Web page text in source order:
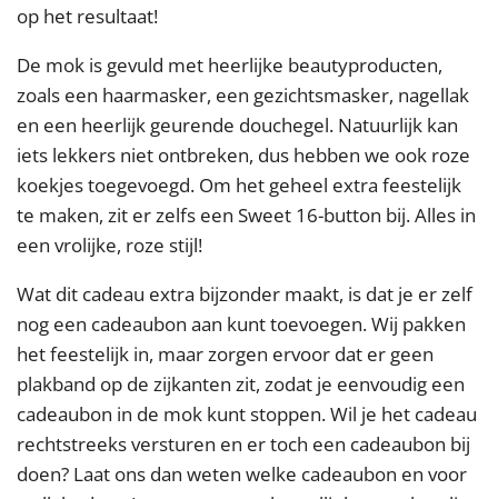
op het resultaat!
De mok is gevuld met heerlijke beautyproducten,
zoals een haarmasker, een gezichtsmasker, nagellak
en een heerlijk geurende douchegel. Natuurlijk kan
iets lekkers niet ontbreken, dus hebben we ook roze
koekjes toegevoegd. Om het geheel extra feestelijk
te maken, zit er zelfs een Sweet 16-button bij. Alles in
een vrolijke, roze stijl!
Wat dit cadeau extra bijzonder maakt, is dat je er zelf
nog een cadeaubon aan kunt toevoegen. Wij pakken
het feestelijk in, maar zorgen ervoor dat er geen
plakband op de zijkanten zit, zodat je eenvoudig een
cadeaubon in de mok kunt stoppen. Wil je het cadeau
rechtstreeks versturen en er toch een cadeaubon bij
doen? Laat ons dan weten welke cadeaubon en voor